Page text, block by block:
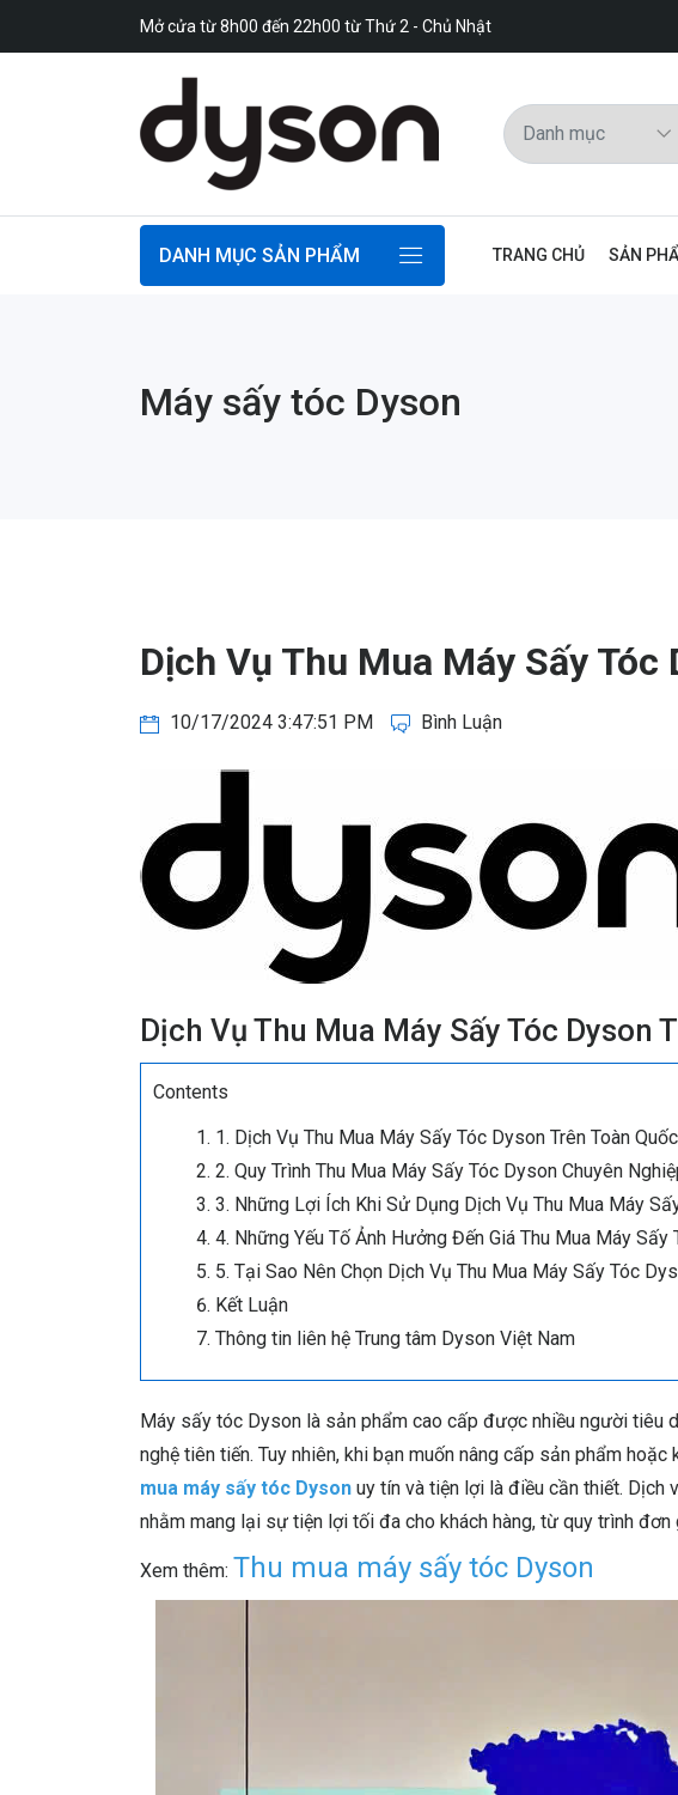
Mở cửa từ 8h00 đến 22h00 từ Thứ 2 - Chủ Nhật
DANH MỤC SẢN PHẨM TRANG CHỦ SẢN
Máy sấy tóc Dyson
Dịch Vụ Thu Mua Máy Sấy Tóc
10/17/2024 3:47:51 PM Bình Luận
Dịch Vụ Thu Mua Máy Sấy Tóc Dyson
Contents
1. Dịch Vụ Thu Mua Máy Sấy Tóc Dyson Trên Toàn
2. Quy Trình Thu Mua Máy Sấy Tóc Dyson Chuyên
3. Những Lợi Ích Khi Sử Dụng Dịch Vụ Thu Mua Máy
4. Những Yếu Tố Ảnh Hưởng Đến Giá Thu Mua Máy Sấy
5. Tại Sao Nên Chọn Dịch Vụ Thu Mua Máy Sấy Tóc
Kết Luận
Thông tin liên hệ Trung tâm Dyson Việt Nam
Máy sấy tóc Dyson là sản phẩm cao cấp được nhiều người tiêu
nghệ tiên tiến. Tuy nhiên, khi bạn muốn nâng cấp sản phẩm
mua máy sấy tóc Dyson uy tín và tiện lợi là điều cần thiết. Dịch
nhằm mang lại sự tiện lợi tối đa cho khách hàng, từ quy trình đơn
Xem thêm: Thu mua máy sấy tóc Dyson